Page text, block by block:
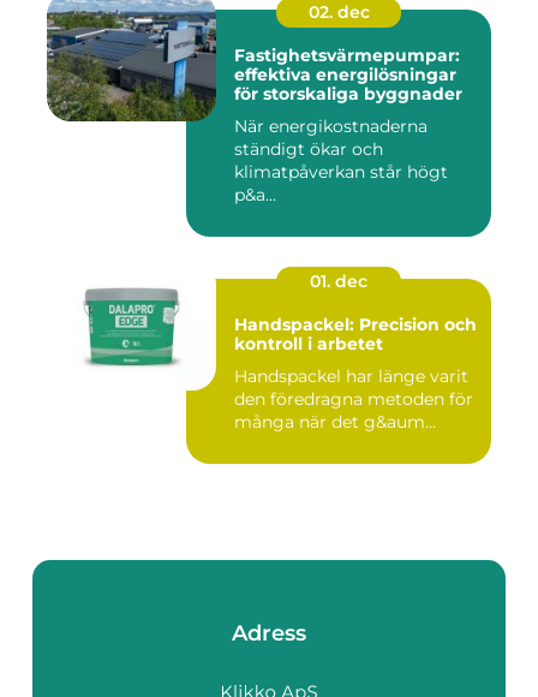
02. dec
Fastighetsvärmepumpar:
effektiva energilösningar
för storskaliga byggnader
När energikostnaderna
ständigt ökar och
klimatpåverkan står högt
p&a...
01. dec
Handspackel: Precision och
kontroll i arbetet
Handspackel har länge varit
den föredragna metoden för
många när det g&aum...
Adress